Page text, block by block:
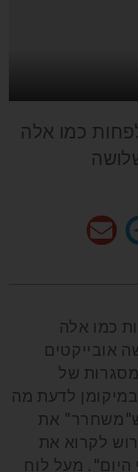
כמו אלה
כמו אלה
אובייקטים
של
לדעת מה
ש"משחרר" את
לקרוא את
מעל לוח